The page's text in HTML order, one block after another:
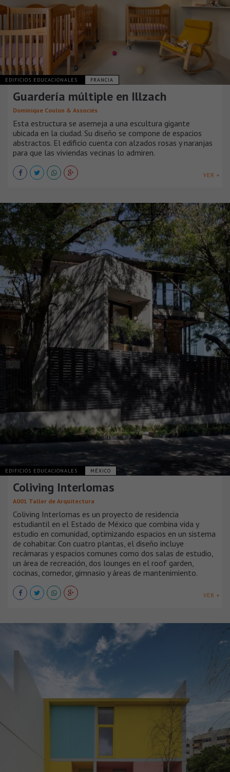
EDIFICIOS EDUCACIONALES FRANCIA
Guardería múltiple en Illzach
Dominique Coulon & Associés
Esta estructura se asemeja a una escultura gigante
ubicada en la ciudad. Su diseño se compone de espacios
abstractos. El edificio cuenta con alzados rosas y naranjas
para que las viviendas vecinas lo admiren.
VER +
EDIFICIOS EDUCACIONALES MÉXICO
Coliving Interlomas
A001 Taller de Arquitectura
Coliving Interlomas es un proyecto de residencia
estudiantil en el Estado de México que combina vida y
estudio en comunidad, optimizando espacios en un sistema
de cohabitar. Con cuatro plantas, el diseño incluye
recámaras y espacios comunes como dos salas de estudio,
un área de recreación, dos lounges en el roof garden,
cocinas, comedor, gimnasio y áreas de mantenimiento.
VER +